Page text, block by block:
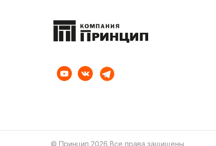
© Принцип 2026 Все права защищены